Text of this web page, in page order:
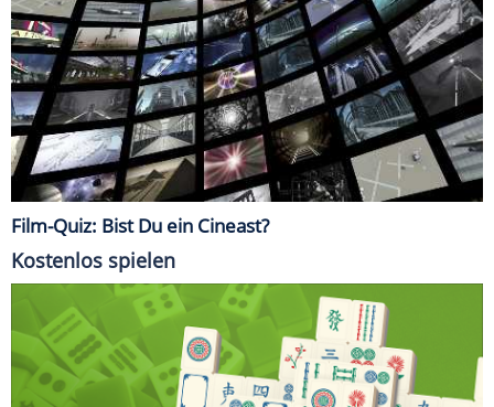
Film-Quiz: Bist Du ein Cineast?
Kostenlos spielen